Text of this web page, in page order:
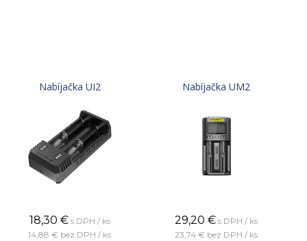
Nabíjačka UI2
18,30 € s DPH / ks
14,88 € bez DPH / ks
Nabíjačka UM2
29,20 € s DPH / ks
23,74 € bez DPH / ks